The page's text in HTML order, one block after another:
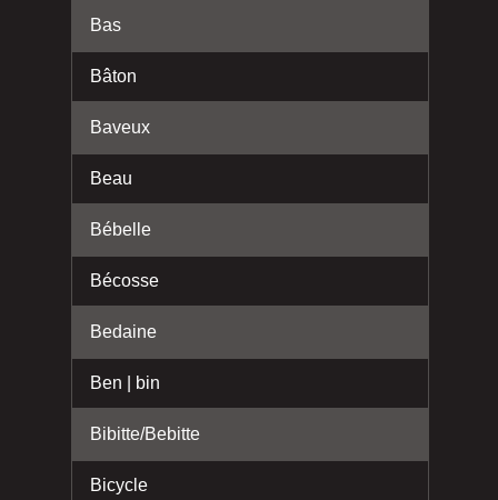
Bas
Bâton
Baveux
Beau
Bébelle
Bécosse
Bedaine
Ben | bin
Bibitte/Bebitte
Bicycle